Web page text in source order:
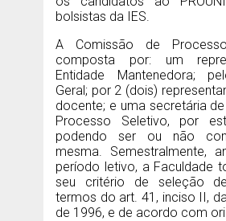
bolsistas da IES.
A Comissão de
composta por: um
Entidade Mantenedora;
Geral; por 2 (dois)
docente; e uma secretária
Processo Seletivo, por
podendo ser ou não
mesma. Semestralmente,
período letivo, a Faculdade
seu critério de seleção
termos do art. 41, inciso II,
de 1996, e de acordo com